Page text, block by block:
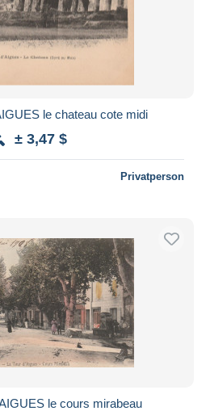
le chateau cote midi
± 3,47 $
Privatperson
le cours mirabeau